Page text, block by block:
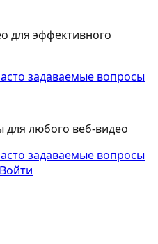
для эффективного
задаваемые вопросы
любого веб-видео
задаваемые вопросы
Войти